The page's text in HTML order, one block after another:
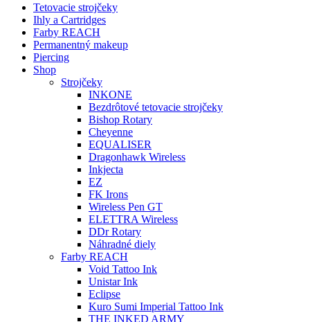
Tetovacie strojčeky
Ihly a Cartridges
Farby REACH
Permanentný makeup
Piercing
Shop
Strojčeky
INKONE
Bezdrôtové tetovacie strojčeky
Bishop Rotary
Cheyenne
EQUALISER
Dragonhawk Wireless
Inkjecta
EZ
FK Irons
Wireless Pen GT
ELETTRA Wireless
DDr Rotary
Náhradné diely
Farby REACH
Void Tattoo Ink
Unistar Ink
Eclipse
Kuro Sumi Imperial Tattoo Ink
THE INKED ARMY